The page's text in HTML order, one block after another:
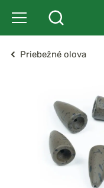
Priebežné olova